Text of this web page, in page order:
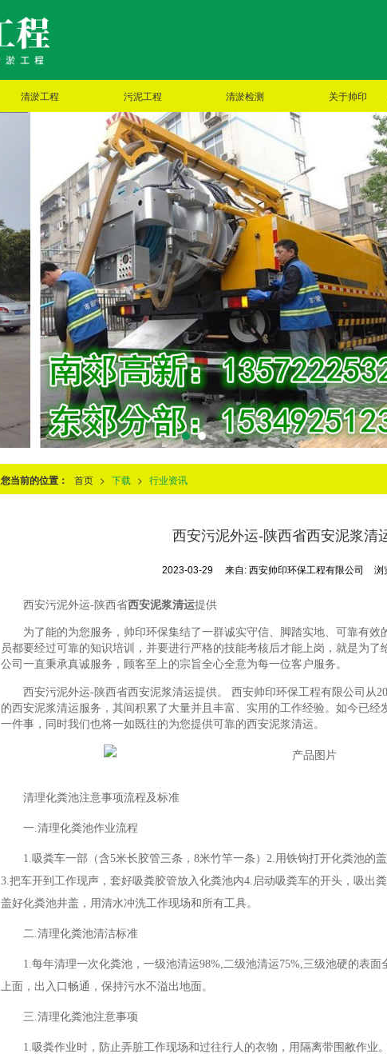
清淤工程 污泥工程 清淤检测 关于帅印
您当前的位置： 首页 > 下载 > 行业资讯
西安污泥外运-陕西省西安泥浆清
2023-03-29 来自: 西安帅印环保工程有限公司 浏
西安污泥外运-陕西省西安泥浆清运提供
为了能的为您服务，帅印环保集结了一群诚实守信、脚踏实地、可靠有效
员都要经过可靠的知识培训，并要进行严格的技能考核后才能上岗，就是为
公司一直秉承真诚服务，顾客至上的宗旨全心全意为每一位客户服务。
西安污泥外运-陕西省西安泥浆清运提供。 西安帅印环保工程有限公司从
的西安泥浆清运服务，其间积累了大量并且丰富、实用的工作经验。如今已
一件事，同时我们也将一如既往的为您提供可靠的西安泥浆清运。
清理化粪池注意事项流程及标准
一.清理化粪池作业流程
1.吸粪车一部（含5米长胶管三条，8米竹竿一条）2.用铁钩打开化粪池的
3.把车开到工作现声，套好吸粪胶管放入化粪池内4.启动吸粪车的开头，吸出
盖好化粪池井盖，用清水冲洗工作现场和所有工具。
二.清理化粪池清洁标准
1.每年清理一次化粪池，一级池清运98%,二级池清运75%,三级池硬的表
上面，出入口畅通，保持污水不溢出地面。
三.清理化粪池注意事项
1.吸粪作业时，防止弄脏工作现场和过往行人的衣物，用隔离带围敝作业